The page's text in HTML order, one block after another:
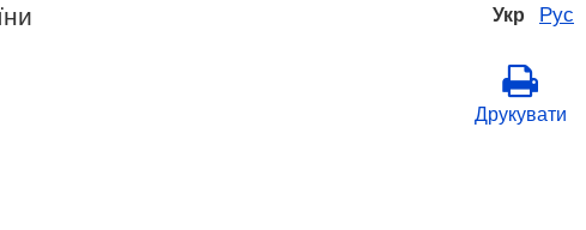
Укр Рус
Друкувати